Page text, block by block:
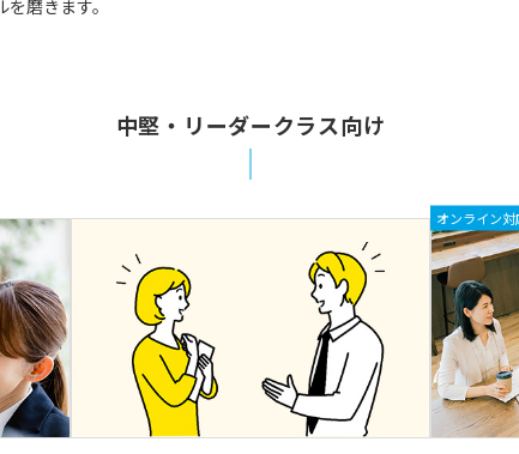
磨きます。
中堅・リーダークラス向け
オンライン対